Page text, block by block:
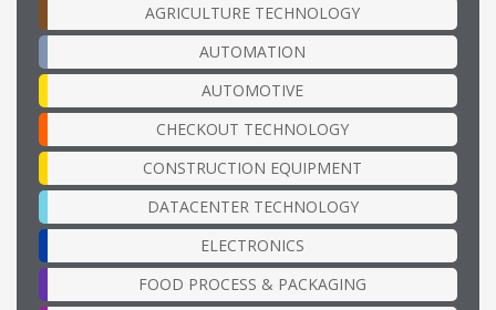
AGRICULTURE TECHNOLOGY
AUTOMATION
AUTOMOTIVE
CHECKOUT TECHNOLOGY
CONSTRUCTION EQUIPMENT
DATACENTER TECHNOLOGY
ELECTRONICS
FOOD PROCESS & PACKAGING